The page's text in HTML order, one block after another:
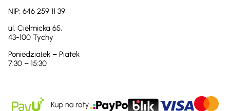
NIP: 646 259 11 39
ul. Cielmicka 65,
43-100 Tychy
Poniedziałek – Piatek
7:30 – 15:30